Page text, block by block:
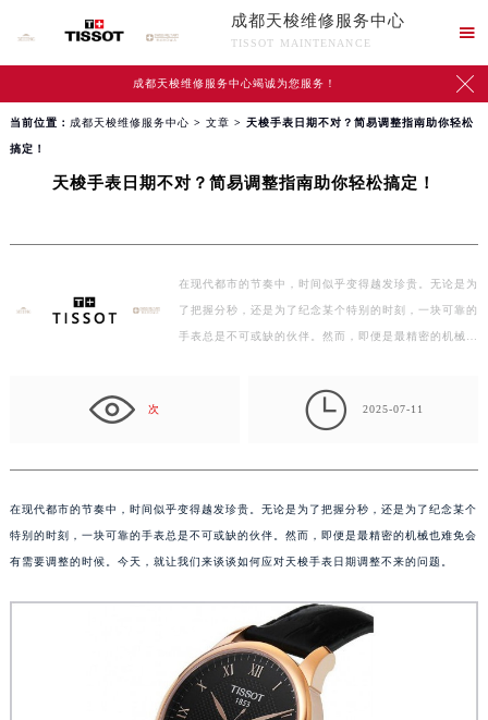
成都天梭维修服务中心
TISSOT MAINTENANCE

成都天梭维修服务中心竭诚为您服务！ 
当前位置： 成都天梭维修服务中心 > 文章 > 天梭手表日期不对？简易调整指南助你轻松
搞定！
天梭手表日期不对？简易调整指南助你轻松搞定！
在现代都市的节奏中，时间似乎变得越发珍贵。无论是为
了把握分秒，还是为了纪念某个特别的时刻，一块可靠的
手表总是不可或缺的伙伴。然而，即便是最精密的机械
次  2025-07-11
在现代都市的节奏中，时间似乎变得越发珍贵。无论是为了把握分秒，还是为了纪念某个
特别的时刻，一块可靠的手表总是不可或缺的伙伴。然而，即便是最精密的机械也难免会
有需要调整的时候。今天，就让我们来谈谈如何应对天梭手表日期调整不来的问题。